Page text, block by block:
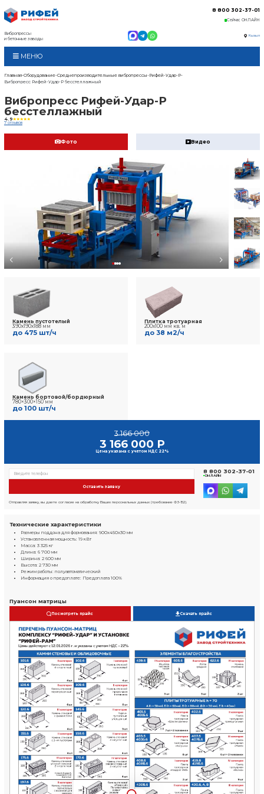
Вибропрессы
и бетонные заводы
Оборудование Среднепроизводительные
Вибропресс Рифей-Удар-Р бесстеллажный
Вибропресс
бесстеллажный
4.9
7 отзывов
Фото
Камень пустотелый
390х190х188 мм
до 475 шт/ч